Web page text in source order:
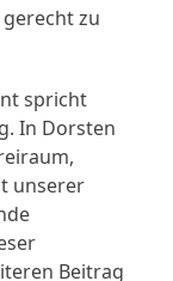
zu
spricht
In Dorsten
unserer
Beitrag